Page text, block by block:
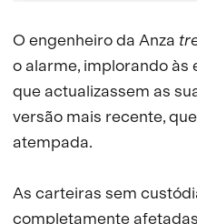
O engenheiro da Anza
o alarme, implorando às
que actualizassem as
versão mais recente,
atempada.
As carteiras sem
completamente